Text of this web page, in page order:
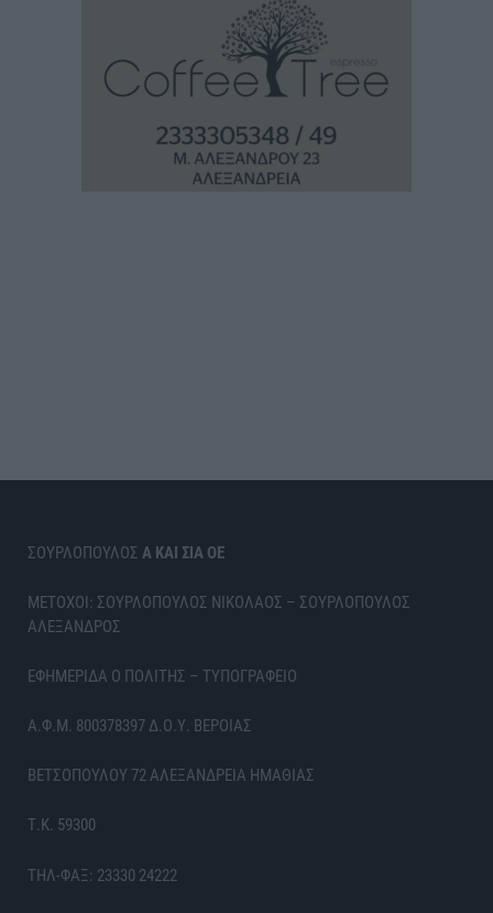
ΣΟΥΡΛΟΠΟΥΛΟΣ Α ΚΑΙ ΣΙΑ ΟΕ
ΜΕΤΟΧΟΙ: ΣΟΥΡΛΟΠΟΥΛΟΣ ΝΙΚΟΛΑΟΣ – ΣΟΥΡΛΟΠΟΥΛΟΣ
ΑΛΕΞΑΝΔΡΟΣ
ΕΦΗΜΕΡΙΔΑ Ο ΠΟΛΙΤΗΣ – ΤΥΠΟΓΡΑΦΕΙΟ
Α.Φ.Μ. 800378397 Δ.Ο.Υ. ΒΕΡΟΙΑΣ
ΒΕΤΣΟΠΟΥΛΟΥ 72 ΑΛΕΞΑΝΔΡΕΙΑ ΗΜΑΘΙΑΣ
Τ.Κ. 59300
ΤΗΛ-ΦΑΞ: 23330 24222